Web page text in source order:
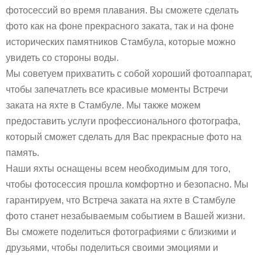
фотосессий во время плавания. Вы сможете сделать
фото как на фоне прекрасного заката, так и на фоне
исторических памятников Стамбула, которые можно
увидеть со стороны воды.
Мы советуем прихватить с собой хороший фотоаппарат,
чтобы запечатлеть все красивые моменты Встречи
заката на яхте в Стамбуле. Мы также можем
предоставить услуги профессионального фотографа,
который сможет сделать для Вас прекрасные фото на
память.
Наши яхты оснащены всем необходимым для того,
чтобы фотосессия прошла комфортно и безопасно. Мы
гарантируем, что Встреча заката на яхте в Стамбуле
фото станет незабываемым событием в Вашей жизни.
Вы сможете поделиться фотографиями с близкими и
друзьями, чтобы поделиться своими эмоциями и